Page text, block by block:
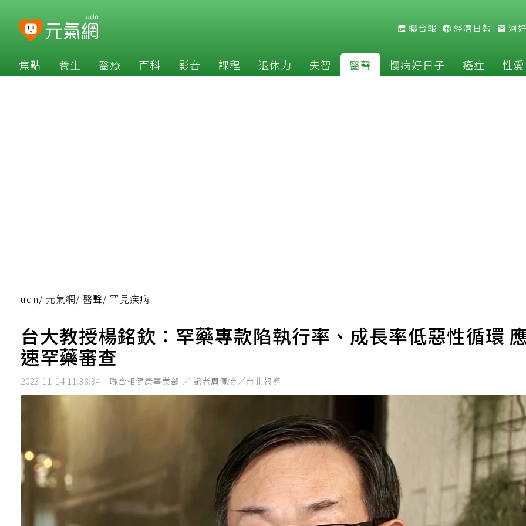
聯合報 經濟日報 河
焦點 養生 醫療 百科 影音 課程 退休力 失智 醫聲 慢病好日子 癌症 性愛
udn/ 元氣網/ 醫聲/ 罕見疾病
台大教授楊銘欽：罕藥專款陷執行率、成長率低惡性循環
速罕藥審查
2023-11-14 11:38:34 聯合報健康事業部 ／ 記者周佩怡／台北報導